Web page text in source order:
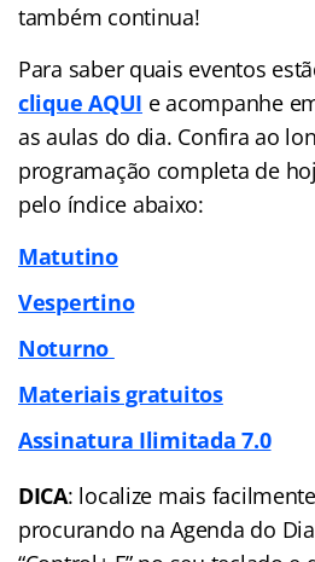
também continua!
Para saber quais eventos
clique AQUI e acompanhe
as aulas do dia. Confira ao
programação completa de
pelo índice abaixo:
Matutino
Vespertino
Noturno
Materiais gratuitos
Assinatura Ilimitada 7.0
DICA: localize mais
procurando na Agenda do